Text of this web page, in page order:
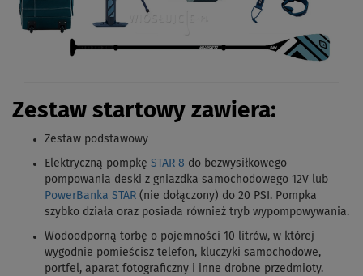
Zestaw startowy zawiera:
Zestaw podstawowy
Elektryczną pompkę STAR 8 do bezwysiłkowego
pompowania deski z gniazdka samochodowego 12V lub
PowerBanka STAR (nie dołączony) do 20 PSI. Pompka
szybko działa oraz posiada również tryb wypompowywania.
Wodoodporną torbę o pojemności 10 litrów, w której
wygodnie pomieścisz telefon, kluczyki samochodowe,
portfel, aparat fotograficzny i inne drobne przedmioty.